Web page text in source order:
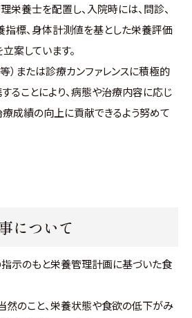
栄養士を配置し、入院時には、問診、
指標、身体計測値を基とした栄養評価
案しています。
）または診療カンファレンスに積極的
ることにより、病態や治療内容に応じ
成績の向上に貢献できるよう努めて
について
指示のもと栄養管理計画に基づいた食
然のこと、栄養状態や食欲の低下がみ